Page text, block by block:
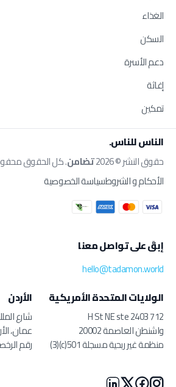
الغذاء
السكن
دعم الأسرة
إغاثة
تمكين
الناس للناس.
حقوق النشر © 2026 تضامن. كل الحقوق
الأحكام و الشروطسياسة الخصوصية
إبقَ على تواصل معنا
hello@tadamon.world
الولايات المتحدة الأمريكية
712 H St NE ste 2403
واشنطن العاصمة 20002
منظمة غير ربحية مسجلة 501(c)(3)
الأردن
شارع
عمان،
رقم